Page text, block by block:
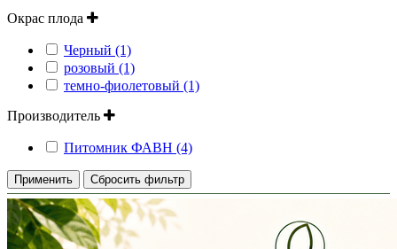
Окрас плода
Черный (1)
розовый (1)
темно-фиолетовый (1)
Производитель
Питомник ФАВН (4)
Применить Сбросить фильтр